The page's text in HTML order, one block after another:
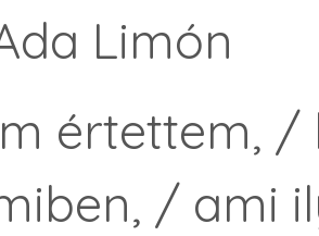
Limón
értettem,
/ ami